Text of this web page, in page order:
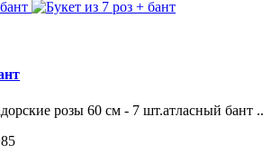
розы 60 см - 7 шт.атласный бант ..